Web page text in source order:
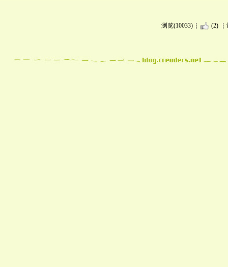
浏览(10033) (2)